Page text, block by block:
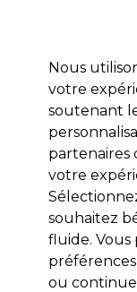
Marques Bons
L'Oréal
L'Oréal
Waves
Nous
votre
soutenant
partenaires
votre
souhaitez
fluide.
préférences
ou